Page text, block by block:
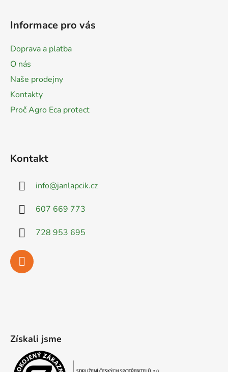
Informace pro vás
Doprava a platba
O nás
Naše prodejny
Kontakty
Proč Agro Eca protect
Kontakt
info@janlapcik.cz
607 669 773
728 953 695
Získali jsme